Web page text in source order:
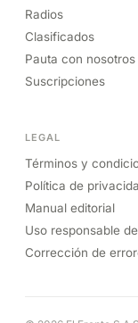
Radios
Clasificados
Pauta con nosotros
Suscripciones
LEGAL
Términos y
Política de
Manual editorial
Uso responsable
Corrección de